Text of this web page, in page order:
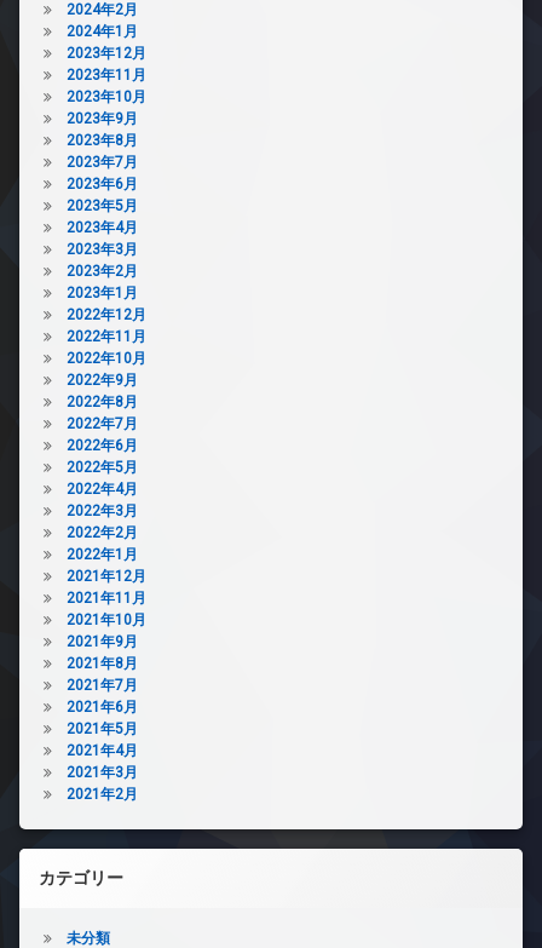
2024年2月
2024年1月
2023年12月
2023年11月
2023年10月
2023年9月
2023年8月
2023年7月
2023年6月
2023年5月
2023年4月
2023年3月
2023年2月
2023年1月
2022年12月
2022年11月
2022年10月
2022年9月
2022年8月
2022年7月
2022年6月
2022年5月
2022年4月
2022年3月
2022年2月
2022年1月
2021年12月
2021年11月
2021年10月
2021年9月
2021年8月
2021年7月
2021年6月
2021年5月
2021年4月
2021年3月
2021年2月
カテゴリー
未分類